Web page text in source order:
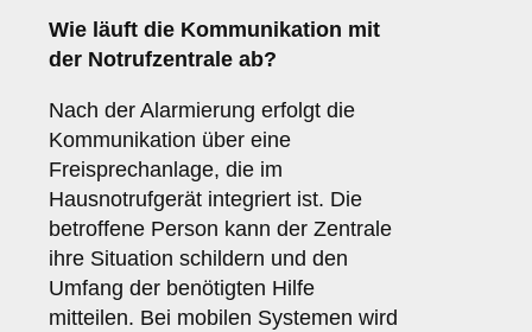
Wie läuft die Kommunikation mit
der Notrufzentrale ab?
Nach der Alarmierung erfolgt die
Kommunikation über eine
Freisprechanlage, die im
Hausnotrufgerät integriert ist. Die
betroffene Person kann der Zentrale
ihre Situation schildern und den
Umfang der benötigten Hilfe
mitteilen. Bei mobilen Systemen wird